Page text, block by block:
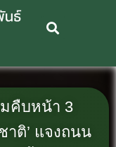
คืบหน้า 3
ติ’ แจงถนน